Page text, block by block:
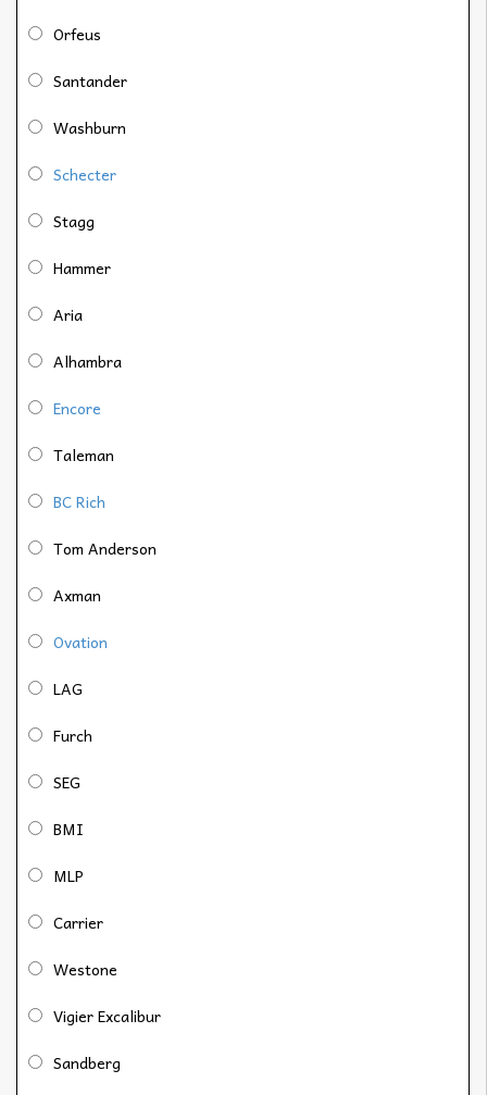
Orfeus
Santander
Washburn
Schecter
Stagg
Hammer
Aria
Alhambra
Encore
Taleman
BC Rich
Tom Anderson
Axman
Ovation
LAG
Furch
SEG
BMI
MLP
Carrier
Westone
Vigier Excalibur
Sandberg